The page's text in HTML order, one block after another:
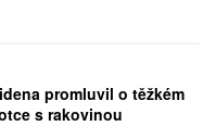
promluvil o těžkém
s rakovinou